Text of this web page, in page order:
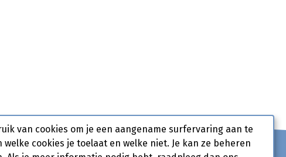
van cookies om je een aangename surfervaring aan te
welke cookies je toelaat en welke niet. Je kan ze beheren